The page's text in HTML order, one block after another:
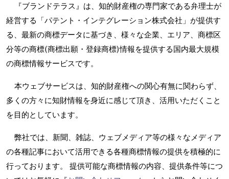
『ブランドテラス』は、知的財産権の専門家である弁理士が
経営する「パテント・インテグレーション株式会社」が提供す
る、最新の商標データに基づき、様々な企業、エリア、商標区
分等の商標(商標出願・登録商標)情報を提供する国内最大規模
の商標情報サービスです。
本ウェブサービスは、知的財産権への関心有無に関わらず、
多くの方々に知財情報を身近に感じて頂き、活用いただくこと
を目的としています。
弊社では、新聞、雑誌、ウェブメディア等の様々なメディア
の各種記事において活用できる各種商標情報の提供を積極的に
行っております。 提供可能な商標情報の内容、提供条件等につ